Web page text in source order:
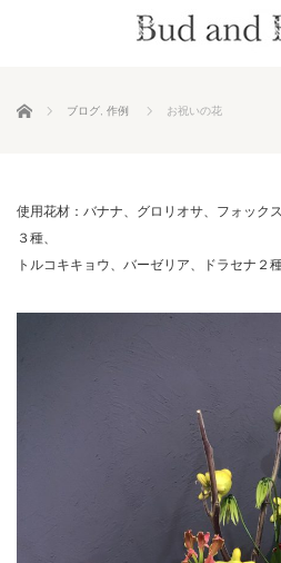
ホーム ブログ 作例 お祝いの花
使用花材：バナナ、グロリオサ、フォック
３種、
トルコキキョウ、バーゼリア、ドラセナ２